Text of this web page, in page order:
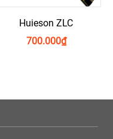
Huieson ZLC
₫
700.000